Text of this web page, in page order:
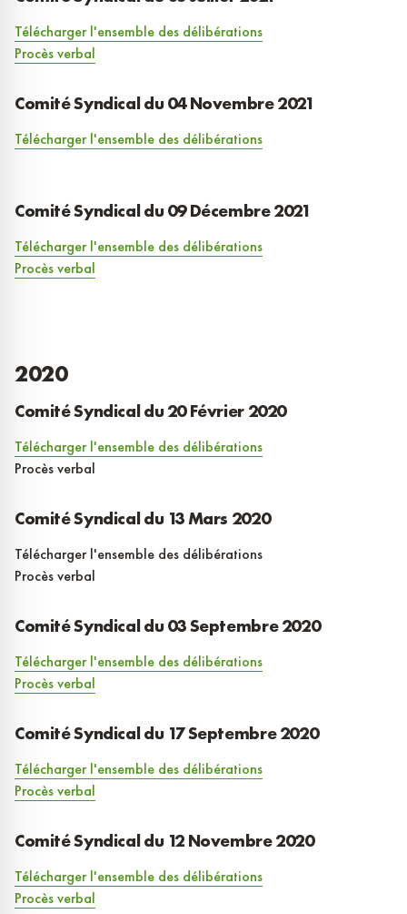
Télécharger l'ensemble des délibérations
Procès verbal
Comité Syndical du 04 Novembre 2021
Télécharger l'ensemble des délibérations
Comité Syndical du 09 Décembre 2021
Télécharger l'ensemble des délibérations
Procès verbal
2020
Comité Syndical du 20 Février 2020
Télécharger l'ensemble des délibérations
Procès verbal
Comité Syndical du 13 Mars 2020
Télécharger l'ensemble des délibérations
Procès verbal
Comité Syndical du 03 Septembre 2020
Télécharger l'ensemble des délibérations
Procès verbal
Comité Syndical du 17 Septembre 2020
Télécharger l'ensemble des délibérations
Procès verbal
Comité Syndical du 12 Novembre 2020
Télécharger l'ensemble des délibérations
Procès verbal